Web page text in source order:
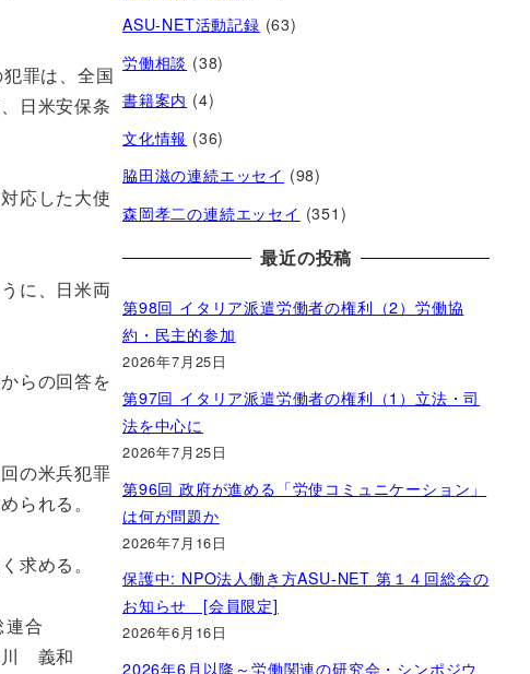
罪は、全国
日米安保条
応した大使
に、日米両
らの回答を
の米兵犯罪
られる。
求める。
合
ASU-NET活動記録 (63)
労働相談 (38)
書籍案内 (4)
文化情報 (36)
脇田滋の連続エッセイ (98)
森岡孝二の連続エッセイ (351)
最近の投稿
第98回 イタリア派遣労働者の権利（2）労働協
約・民主的参加
2026年7月25日
第97回 イタリア派遣労働者の権利（1）立法・司
法を中心に
2026年7月25日
第96回 政府が進める「労使コミュニケーション」
は何が問題か
2026年7月16日
保護中: NPO法人働き方ASU-NET 第１４回総会の
お知らせ [会員限定]
2026年6月16日
2026年6月以降～労働関連の研究会・シンポジウ